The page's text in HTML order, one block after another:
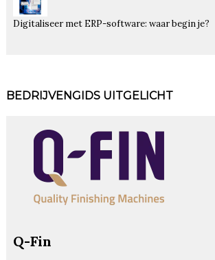
Digitaliseer met ERP-software: waar begin je?
BEDRIJVENGIDS UITGELICHT
Q-Fin